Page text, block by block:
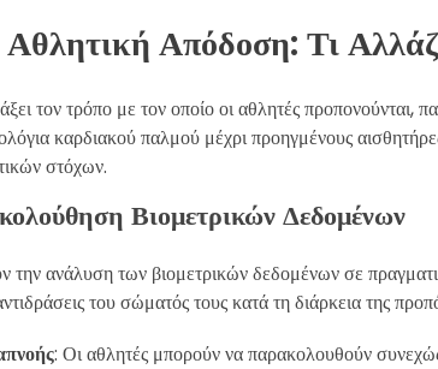
Απόδοση: Τι
τον τρόπο με τον οποίο οι αθλητές προπονούνται,
καρδιακού παλμού μέχρι προηγμένους
στόχων.
Βιομετρικών Δεδομένων
την ανάλυση των βιομετρικών δεδομένων σε
του σώματός τους κατά τη διάρκεια της
: Οι αθλητές μπορούν να παρακολουθούν